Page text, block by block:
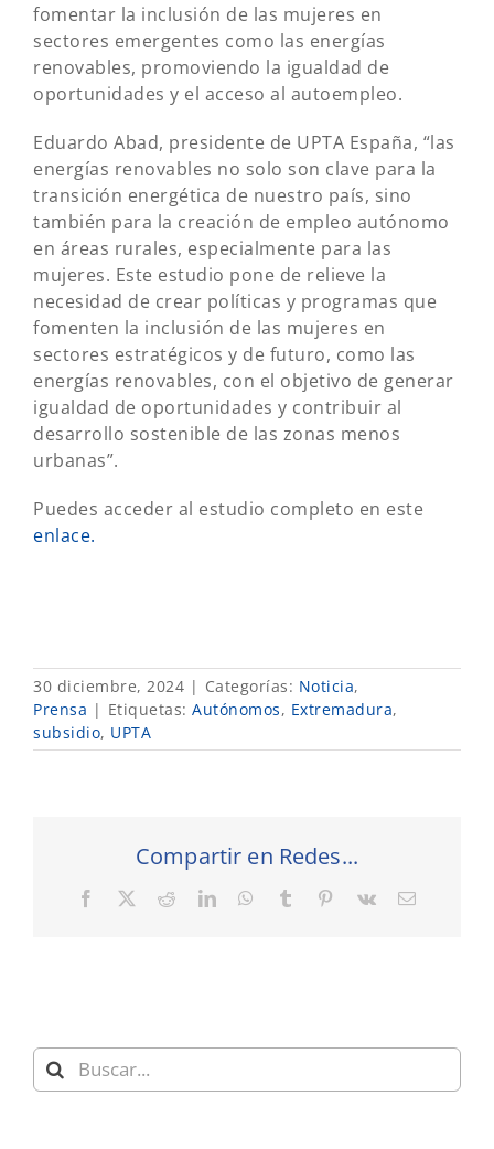
fomentar la inclusión de las mujeres en
sectores emergentes como las energías
renovables, promoviendo la igualdad de
oportunidades y el acceso al autoempleo.
Eduardo Abad, presidente de UPTA España, “las
energías renovables no solo son clave para la
transición energética de nuestro país, sino
también para la creación de empleo autónomo
en áreas rurales, especialmente para las
mujeres. Este estudio pone de relieve la
necesidad de crear políticas y programas que
fomenten la inclusión de las mujeres en
sectores estratégicos y de futuro, como las
energías renovables, con el objetivo de generar
igualdad de oportunidades y contribuir al
desarrollo sostenible de las zonas menos
urbanas”.
Puedes acceder al estudio completo en este
enlace.
30 diciembre, 2024 | Categorías: Noticia,
Prensa | Etiquetas: Autónomos, Extremadura,
subsidio, UPTA
Compartir en Redes...
Facebook RedditLinkedInWhatsApp
Tumblr Pinterest
Vk
Correo
Buscar: